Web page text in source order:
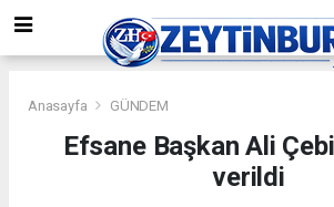
Anasayfa GÜNDEM
Efsane Başkan Ali
verildi